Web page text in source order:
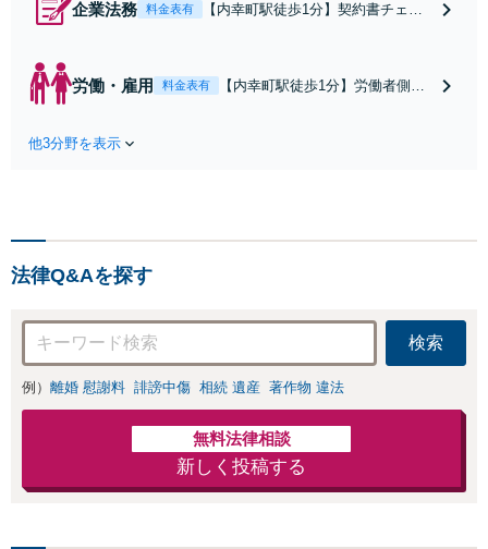
企業法務 料金表有
【内幸町駅徒歩1分】契約書チェッ
誠実に向き合います。月額3万円か
らの柔軟な顧問契約をご用意し、チ
労働・雇用 料金表有
【内幸町駅徒歩1分】労働者側・
にまずはお話しください。
他3分野を表示
法律Q&Aを探す
検索
例） 離婚 慰謝料 誹謗中傷 相続 遺産 著作物 違法
無料法律相談
新しく投稿する